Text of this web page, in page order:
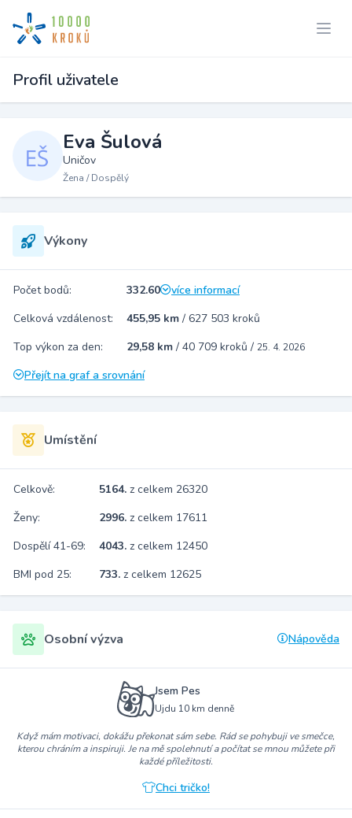
Profil uživatele
Eva Šulová
Uničov
Žena / Dospělý
Výkony
Počet bodů: 332.60
více informací
Celková vzdálenost:
455,95 km / 627 503 kroků
Top výkon za den:
29,58 km / 40 709 kroků / 25. 4. 2026
Přejít na graf a srovnání
Umístění
Celkově: 5164. z celkem 26320
Ženy:
2996. z celkem 17611
Dospělí 41-69:
4043. z celkem 12450
BMI pod 25:
733. z celkem 12625
Osobní výzva Nápověda
Jsem Pes
Ujdu 10 km denně
Když mám motivaci, dokážu překonat sám sebe. Rád se pohybuji ve smečce,
kterou chráním a inspiruji. Je na mě spolehnutí a počítat se mnou můžete při
každé příležitosti.
Chci tričko!